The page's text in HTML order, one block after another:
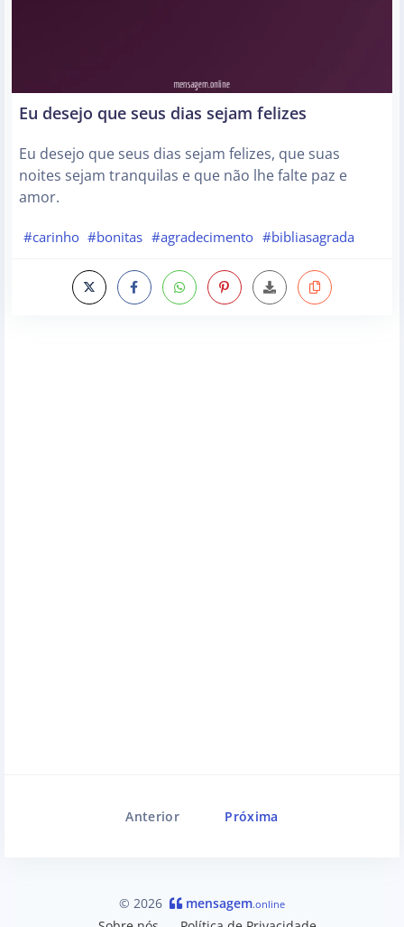
Eu desejo que seus dias sejam felizes
Eu desejo que seus dias sejam felizes, que suas
noites sejam tranquilas e que não lhe falte paz e
amor.
#carinho #bonitas #agradecimento #bibliasagrada
Anterior Próxima
© 2026 mensagem.online